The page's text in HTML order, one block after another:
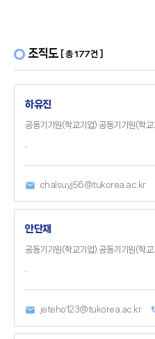
조직도 [ 총 177건 ]
하유진
공동기기원(학교기업) 공동기기원(학교
chalsuyj56@tukorea.ac.kr
안단재
공동기기원(학교기업) 공동기기원(학교
jeteho123@tukorea.ac.kr